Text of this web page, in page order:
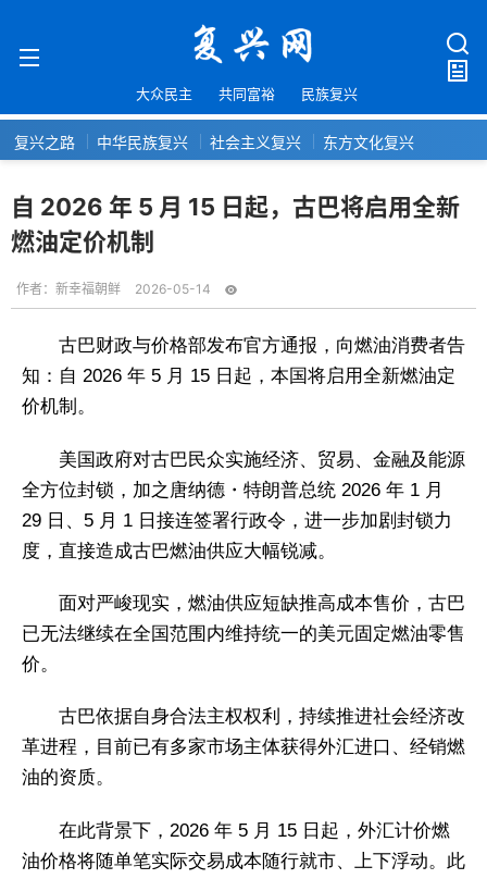
大众民主 共同富裕 民族复兴
复兴之路 中华民族复兴 社会主义复兴 东方文化复兴
自 2026 年 5 月 15 日起，古巴将启用全新
燃油定价机制
作者： 新幸福朝鲜 2026-05-14
古巴财政与价格部发布官方通报，向燃油消费者告
知：自 2026 年 5 月 15 日起，本国将启用全新燃油定
价机制。
美国政府对古巴民众实施经济、贸易、金融及能源
全方位封锁，加之唐纳德・特朗普总统 2026 年 1 月
29 日、5 月 1 日接连签署行政令，进一步加剧封锁力
度，直接造成古巴燃油供应大幅锐减。
面对严峻现实，燃油供应短缺推高成本售价，古巴
已无法继续在全国范围内维持统一的美元固定燃油零售
价。
古巴依据自身合法主权权利，持续推进社会经济改
革进程，目前已有多家市场主体获得外汇进口、经销燃
油的资质。
在此背景下，2026 年 5 月 15 日起，外汇计价燃
油价格将随单笔实际交易成本随行就市、上下浮动。此